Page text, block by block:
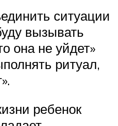
ситуации
вызывать
она не уйдет»
ритуал,
ребенок